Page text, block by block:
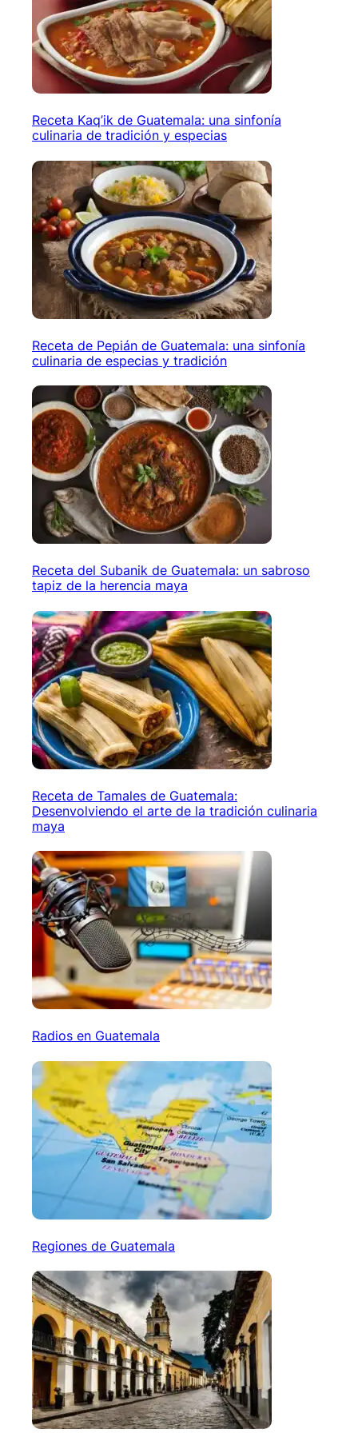
Receta Kaq’ik de Guatemala: una sinfonía
culinaria de tradición y especias
Receta de Pepián de Guatemala: una sinfonía
culinaria de especias y tradición
Receta del Subanik de Guatemala: un sabroso
tapiz de la herencia maya
Receta de Tamales de Guatemala:
Desenvolviendo el arte de la tradición culinaria
maya
Radios en Guatemala
Regiones de Guatemala